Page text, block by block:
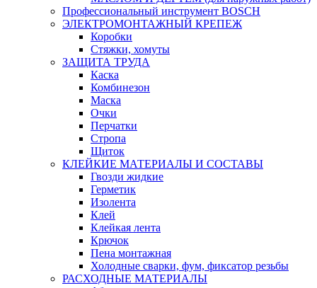
Профессиональный инструмент BOSCH
ЭЛЕКТРОМОНТАЖНЫЙ КРЕПЕЖ
Коробки
Стяжки, хомуты
ЗАЩИТА ТРУДА
Каска
Комбинезон
Маска
Очки
Перчатки
Стропа
Щиток
КЛЕЙКИЕ МАТЕРИАЛЫ И СОСТАВЫ
Гвозди жидкие
Герметик
Изолента
Клей
Клейкая лента
Крючок
Пена монтажная
Холодные сварки, фум, фиксатор резьбы
РАСХОДНЫЕ МАТЕРИАЛЫ